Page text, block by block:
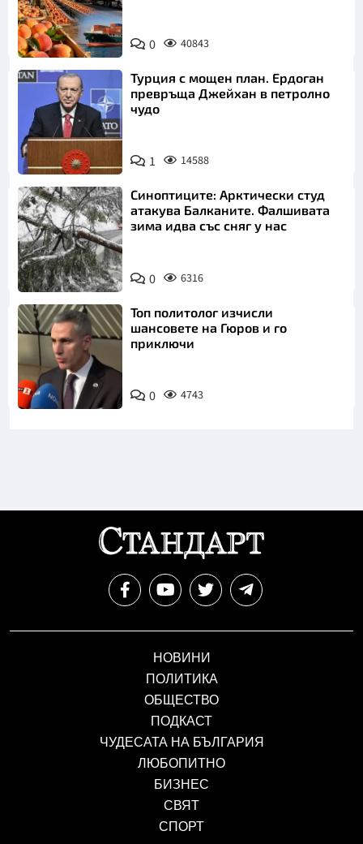
0 40843
Турция с мощен план. Ердоган
превръща Джейхан в петролно
чудо
1 14588
Синоптиците: Арктически студ
атакува Балканите. Фалшивата
зима идва със сняг у нас
0 6316
Топ политолог изчисли
шансовете на Гюров и го
приключи
0 4743
НОВИНИ
ПОЛИТИКА
ОБЩЕСТВО
ПОДКАСТ
ЧУДЕСАТА НА БЪЛГАРИЯ
ЛЮБОПИТНО
БИЗНЕС
СВЯТ
СПОРТ